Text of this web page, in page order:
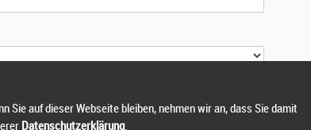
Sie auf dieser Webseite bleiben, nehmen wir an, dass Sie damit
Datenschutzerklärung.